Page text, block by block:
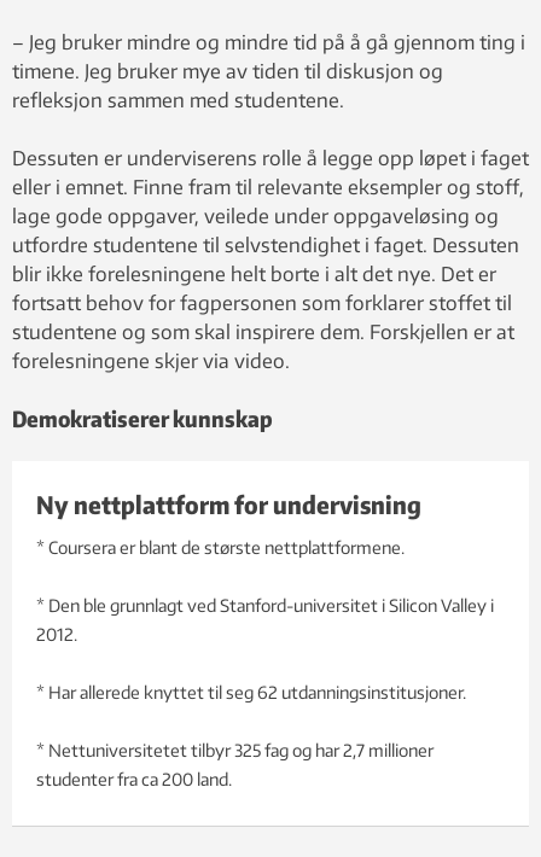
– Jeg bruker mindre og mindre tid på å gå gjennom ting i
timene. Jeg bruker mye av tiden til diskusjon og
refleksjon sammen med studentene.
Dessuten er underviserens rolle å legge opp løpet i faget
eller i emnet. Finne fram til relevante eksempler og stoff,
lage gode oppgaver, veilede under oppgaveløsing og
utfordre studentene til selvstendighet i faget. Dessuten
blir ikke forelesningene helt borte i alt det nye. Det er
fortsatt behov for fagpersonen som forklarer stoffet til
studentene og som skal inspirere dem. Forskjellen er at
forelesningene skjer via video.
Demokratiserer kunnskap
Ny nettplattform for undervisning
* Coursera er blant de største nettplattformene.
* Den ble grunnlagt ved Stanford-universitet i Silicon Valley i
2012.
* Har allerede knyttet til seg 62 utdanningsinstitusjoner.
* Nettuniversitetet tilbyr 325 fag og har 2,7 millioner
studenter fra ca 200 land.